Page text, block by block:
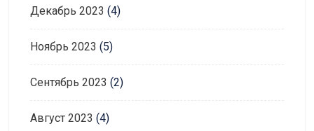
Декабрь 2023 (4)
Ноябрь 2023 (5)
Сентябрь 2023 (2)
Август 2023 (4)